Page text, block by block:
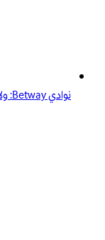
نوادي Betway: ولاؤك يستحق الأفضل